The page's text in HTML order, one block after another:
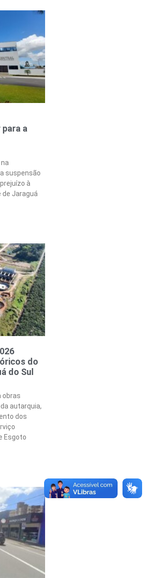
a
suspensão
à
de Jaraguá
do
do Sul
obras
autarquia,
dos
Esgoto